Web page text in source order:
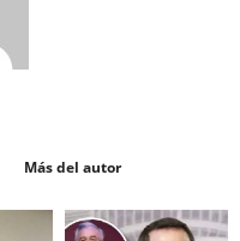
Más del autor